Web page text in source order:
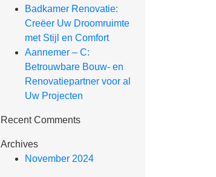
Badkamer Renovatie:
Creëer Uw Droomruimte
met Stijl en Comfort
Aannemer – C:
Betrouwbare Bouw- en
Renovatiepartner voor al
Uw Projecten
Recent Comments
Archives
November 2024